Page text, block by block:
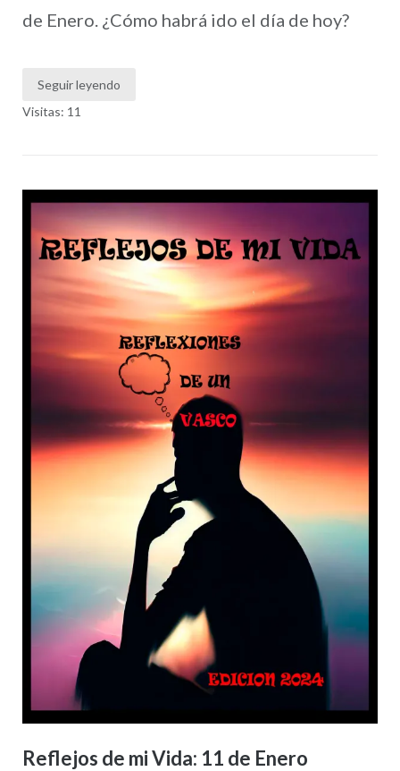
de Enero. ¿Cómo habrá ido el día de hoy?
Seguir leyendo
Visitas: 11
Reflejos de mi Vida: 11 de Enero